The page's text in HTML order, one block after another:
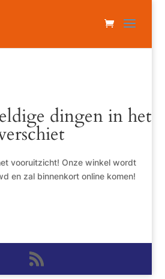
dingen in het
vooruitzicht! Onze winkel wordt
en zal binnenkort online komen!